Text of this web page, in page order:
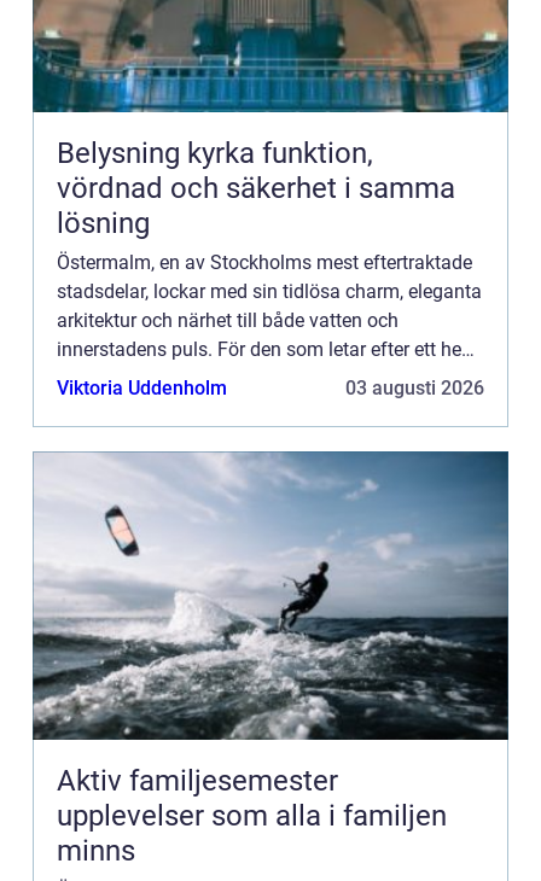
Belysning kyrka funktion,
vördnad och säkerhet i samma
lösning
Östermalm, en av Stockholms mest eftertraktade
stadsdelar, lockar med sin tidlösa charm, eleganta
arkitektur och närhet till både vatten och
innerstadens puls. För den som letar efter ett hem
i detta område kan valet a...
Viktoria Uddenholm 03 augusti 2026
Aktiv familjesemester
upplevelser som alla i familjen
minns